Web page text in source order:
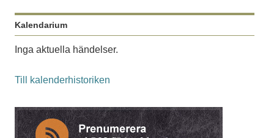
Kalendarium
Inga aktuella händelser.
Till kalenderhistoriken